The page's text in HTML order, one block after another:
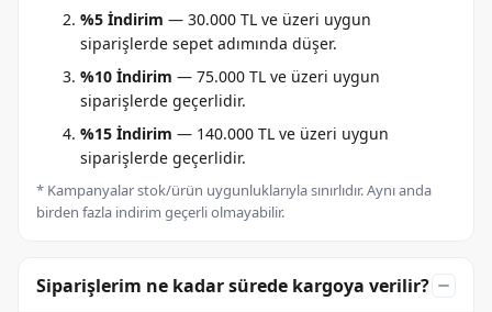
%5 İndirim — 30.000 TL ve üzeri uygun
siparişlerde sepet adımında düşer.
%10 İndirim — 75.000 TL ve üzeri uygun
siparişlerde geçerlidir.
%15 İndirim — 140.000 TL ve üzeri uygun
siparişlerde geçerlidir.
* Kampanyalar stok/ürün uygunluklarıyla sınırlıdır. Aynı anda
birden fazla indirim geçerli olmayabilir.
Siparişlerim ne kadar sürede kargoya verilir?